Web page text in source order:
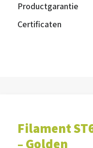
Productgarantie
Certificaten
Filament
– Golden